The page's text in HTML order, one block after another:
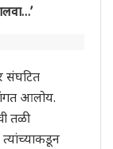
संघटित
आलोय.
तळी
त्यांच्याकडून